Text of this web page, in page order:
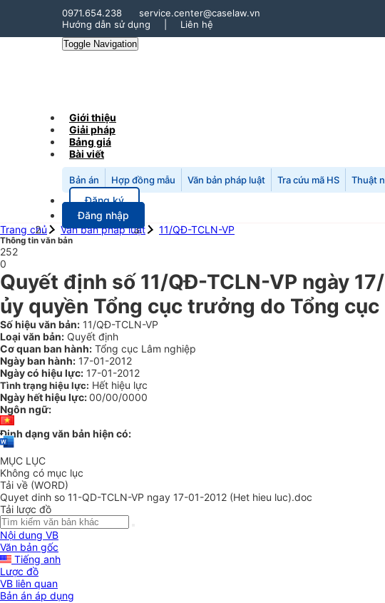
0971.654.238
service.center@caselaw.vn
Hướng dẫn sử dụng
Liên hệ
Toggle Navigation
Giới thiệu
Giải pháp
Bảng giá
Bài viết
Bản án Hợp đồng mẫu Văn bản pháp luật Tra cứu mã HS Thuật
Đăng ký
Đăng nhập
Trang chủ
Văn bản pháp luật 11/QĐ-TCLN-VP
Thông tin văn bản
252
0
Quyết định số 11/QĐ-TCLN-VP ngày
ủy quyền Tổng cục trưởng do Tổng
Số hiệu văn bản: 11/QĐ-TCLN-VP
Loại văn bản: Quyết định
Cơ quan ban hành: Tổng cục Lâm nghiệp
Ngày ban hành: 17-01-2012
Ngày có hiệu lực: 17-01-2012
Tình trạng hiệu lực: Hết hiệu lực
Ngày hết hiệu lực:00/00/0000
Ngôn ngữ:
Định dạng văn bản hiện có:
MỤC LỤC
Không có mục lục
Tải về (WORD)
Quyet dinh so 11-QD-TCLN-VP ngay 17-01-2012 (Het hieu luc).doc
Tải lược đồ
Nội dung VB
Văn bản gốc
Tiếng anh
Lược đồ
VB liên quan
Bản án áp dụng